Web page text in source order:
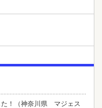
た！（神奈川県 マジェス